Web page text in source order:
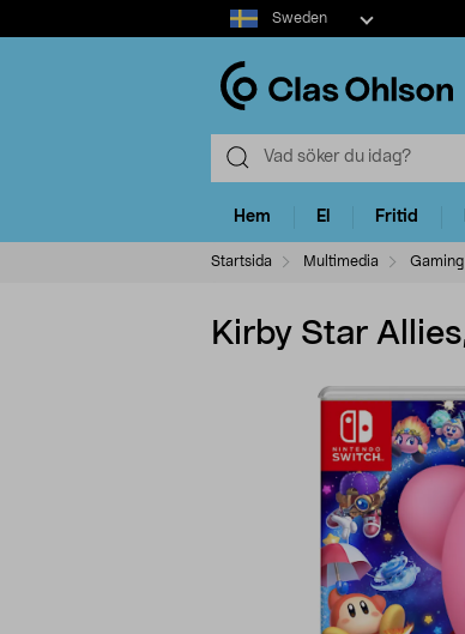
Select
market
Sweden
Hem El Fritid
Startsida Multimedia
Kirby Star